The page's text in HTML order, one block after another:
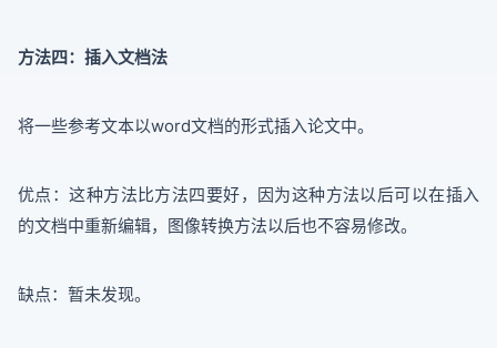
方法四：插入文档法
将一些参考文本以word文档的形式插入论文中。
优点：这种方法比方法四要好，因为这种方法以后可以在插入
的文档中重新编辑，图像转换方法以后也不容易修改。
缺点：暂未发现。